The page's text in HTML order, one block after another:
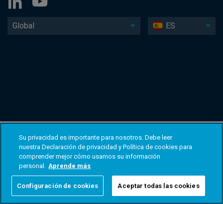
Global ES
Su privacidad es importante para nosotros. Debe leer
nuestra Declaración de privacidad y Política de cookies para
comprender mejor cómo usamos su información
personal. Aprende más
Configuración de cookies Aceptar todas las cookies